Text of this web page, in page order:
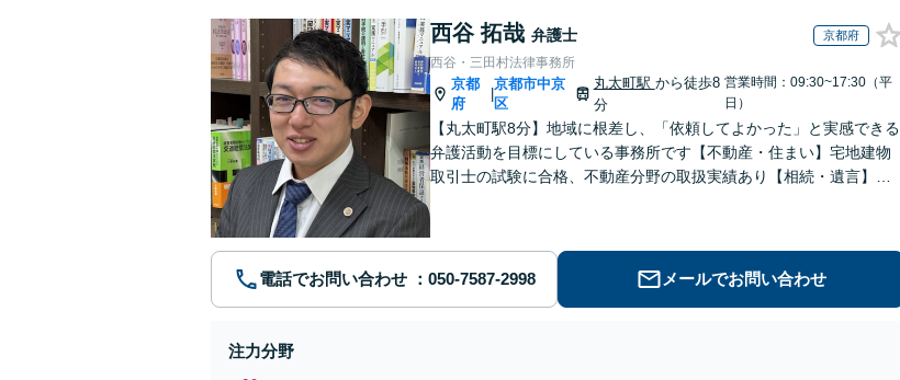
西谷 拓哉 弁護士 京都府
西谷・三田村法律事務所
京都
府
京都市中京
区
丸太町駅 から徒歩8
分
営業時間：09:30~17:30（平
日）
【丸太町駅8分】地域に根差し、「依頼してよかった」と実感できる
弁護活動を目標にしている事務所です【不動産・住まい】宅地建物
取引士の試験に合格、不動産分野の取扱実績あり【相続・遺言】相
電話でお問い合わせ メールでお問い合わせ
注力分野